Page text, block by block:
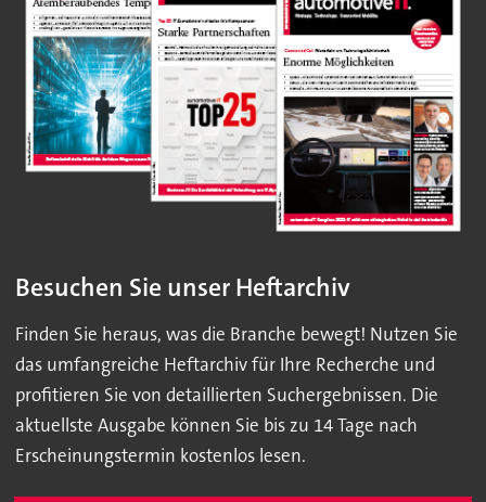
Besuchen Sie unser Heftarchiv
Finden Sie heraus, was die Branche bewegt! Nutzen Sie
das umfangreiche Heftarchiv für Ihre Recherche und
profitieren Sie von detaillierten Suchergebnissen. Die
aktuellste Ausgabe können Sie bis zu 14 Tage nach
Erscheinungstermin kostenlos lesen.